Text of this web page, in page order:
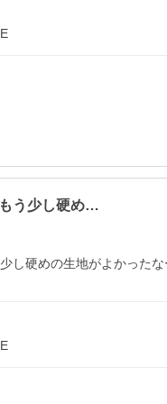
う少し硬め…
し硬めの生地がよかったな